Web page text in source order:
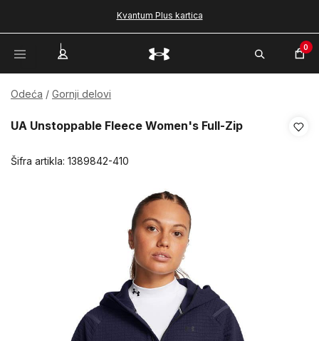
Kvantum Plus kartica
0
Odeća Gornji delovi
UA Unstoppable Fleece Women's Full-Zip
Šifra artikla: 1389842-410